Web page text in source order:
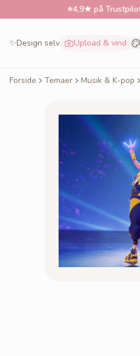
4,9★ på Trustpilot
✨Design selv Upload & vind
Forside Temaer Musik & K-pop